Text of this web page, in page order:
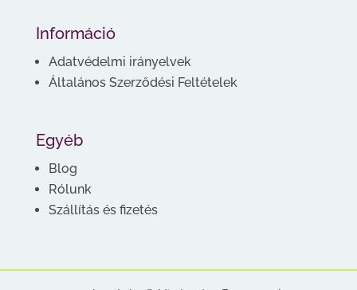
Információ
Adatvédelmi irányelvek
Általános Szerződési Feltételek
Egyéb
Blog
Rólunk
Szállítás és fizetés